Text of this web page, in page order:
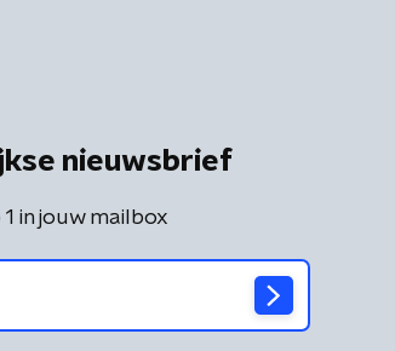
nieuwsbrief
in jouw mailbox